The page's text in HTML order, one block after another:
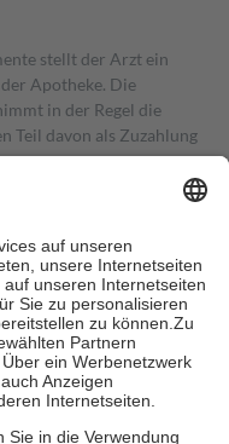
stellt der Arzt ein
Apotheke. Die
in der Regel die
Teil davon als Zuzahlung
in Höhe von zehn
mehr als die tatsächlichen
für Online-Apotheken.
beträgt die
zehn Euro je
ihre eigene Gesundheit zu
zu unterstützen,